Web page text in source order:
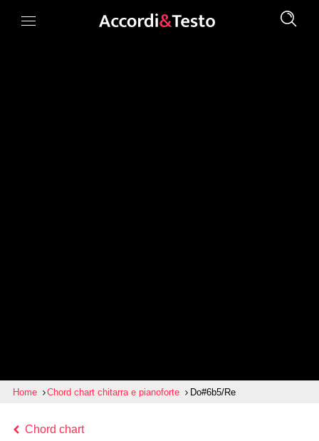
Home Chord chart chitarra e pianoforte Do#6b5/Re
Chord chart